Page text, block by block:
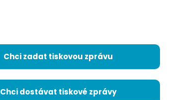
Chci zadat tiskovou zprávu
Chci dostávat tiskové zprávy